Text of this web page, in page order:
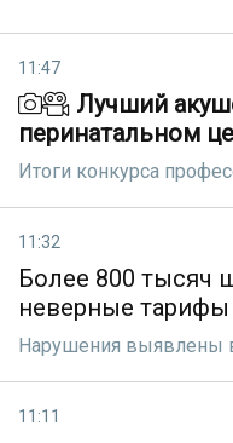
11:47
Лучший
перинатальном
Итоги конкурса
11:32
Более 800 тысяч
неверные
Нарушения выявлены
11:11